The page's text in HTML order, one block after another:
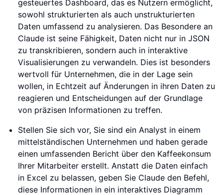
gesteuertes Dashboard, das es Nutzern ermöglicht,
sowohl strukturierten als auch unstrukturierten
Daten umfassend zu analysieren. Das Besondere an
Claude ist seine Fähigkeit, Daten nicht nur in JSON
zu transkribieren, sondern auch in interaktive
Visualisierungen zu verwandeln. Dies ist besonders
wertvoll für Unternehmen, die in der Lage sein
wollen, in Echtzeit auf Änderungen in ihren Daten zu
reagieren und Entscheidungen auf der Grundlage
von präzisen Informationen zu treffen.
Stellen Sie sich vor, Sie sind ein Analyst in einem
mittelständischen Unternehmen und haben gerade
einen umfassenden Bericht über den Kaffeekonsum
Ihrer Mitarbeiter erstellt. Anstatt die Daten einfach
in Excel zu belassen, geben Sie Claude den Befehl,
diese Informationen in ein interaktives Diagramm